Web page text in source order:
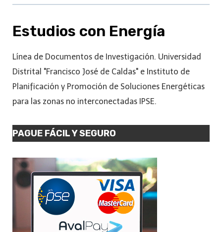
Estudios con Energía
Línea de Documentos de Investigación. Universidad
Distrital "Francisco José de Caldas" e Instituto de
Planificación y Promoción de Soluciones Energéticas
para las zonas no interconectadas IPSE.
PAGUE FÁCIL Y SEGURO